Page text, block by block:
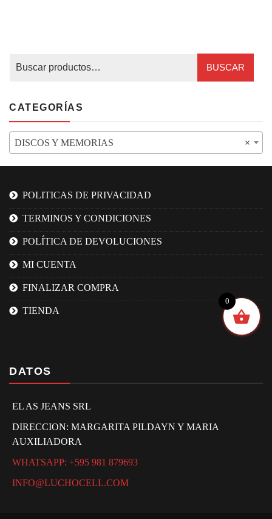
BUSCAR
CATEGORÍAS
×
DISCOS Y MEMORIAS
POLITICAS DE PRIVACIDAD
TERMINOS Y CONDICIONES
POLÍTICA DE DEVOLUCIONES
MI CUENTA
FINALIZAR COMPRA
TIENDA
DATOS
EL AS JEANS SRL
DIRECCION: MARGARITA PILDAYN Y MARIA
AUXILIADORA
WHATSAPP: +595 981 879693
INFO@LUCHOCELL.COM
0